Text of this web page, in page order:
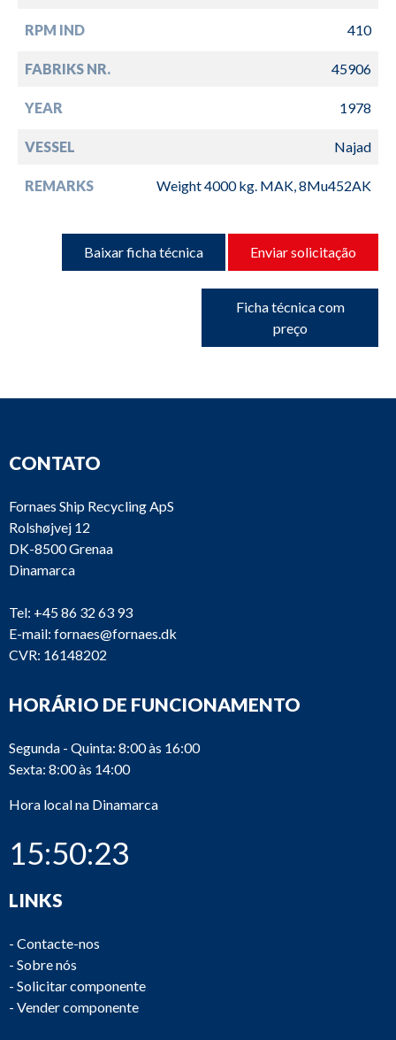
RPM IND 410
FABRIKS NR. 45906
YEAR 1978
VESSEL Najad
REMARKS Weight 4000 kg. MAK, 8Mu452AK
Baixar ficha técnica Enviar solicitação
Ficha técnica com
preço
CONTATO
Fornaes Ship Recycling ApS
Rolshøjvej 12
DK-8500 Grenaa
Dinamarca
Tel: +45 86 32 63 93
E-mail: fornaes@fornaes.dk
CVR: 16148202
HORÁRIO DE FUNCIONAMENTO
Segunda - Quinta: 8:00 às 16:00
Sexta: 8:00 às 14:00
Hora local na Dinamarca
15:50:23
LINKS
- Contacte-nos
- Sobre nós
- Solicitar componente
- Vender componente